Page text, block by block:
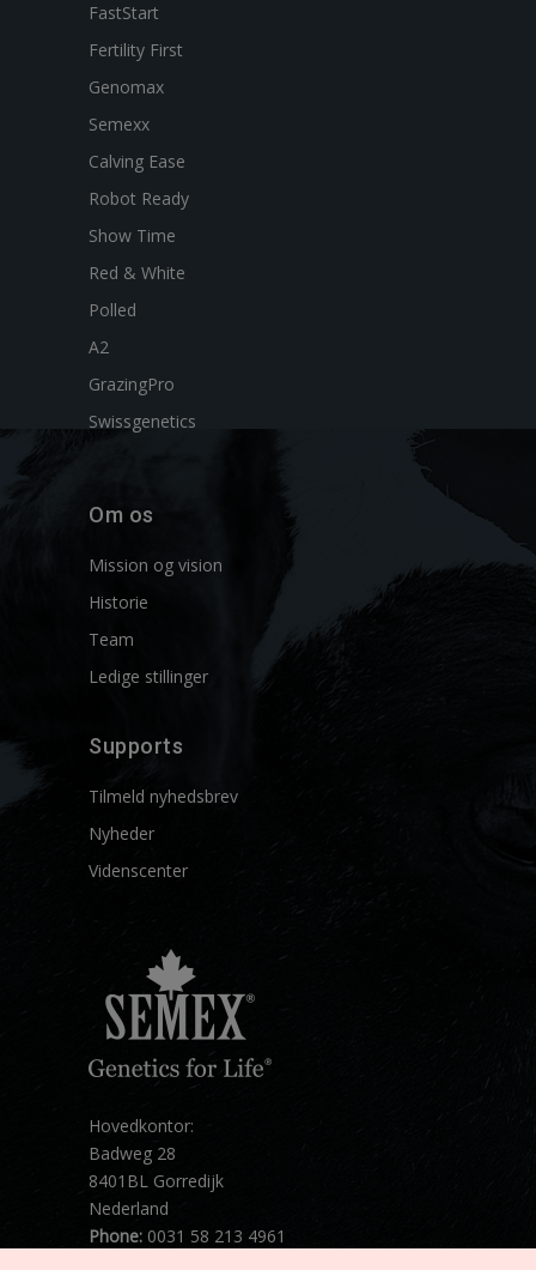
FastStart
Fertility First
Genomax
Semexx
Calving Ease
Robot Ready
Show Time
Red & White
Polled
A2
GrazingPro
Swissgenetics
Om os
Mission og vision
Historie
Team
Ledige stillinger
Supports
Tilmeld nyhedsbrev
Nyheder
Videnscenter
Hovedkontor:
Badweg 28
8401BL Gorredijk
Nederland
Phone: 0031 58 213 4961